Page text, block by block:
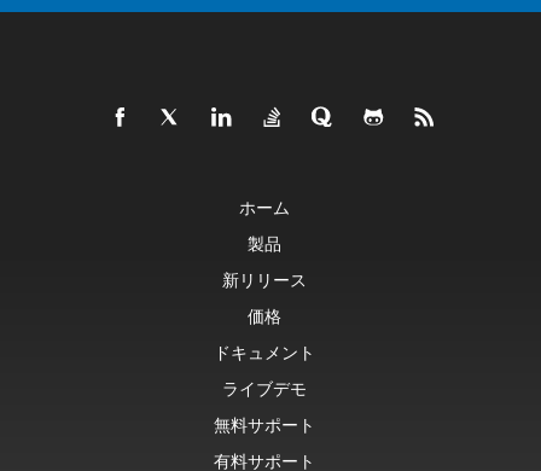
ホーム
製品
新リリース
価格
ドキュメント
ライブデモ
無料サポート
有料サポート